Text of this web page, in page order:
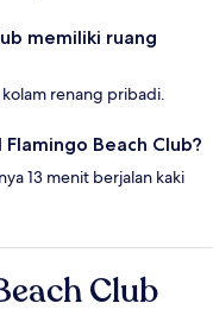
memiliki ruang
renang pribadi.
Beach Club?
13 menit berjalan kaki
Club